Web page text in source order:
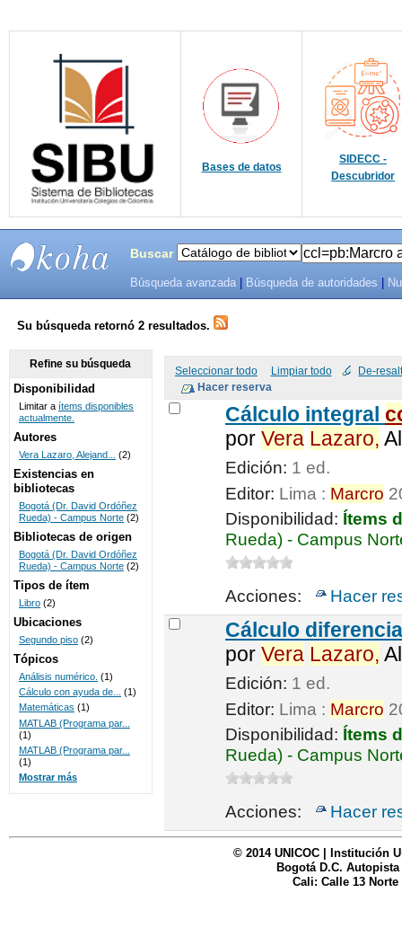
Bases de datos
SIDECC -
Descubridor
SISTEMAS
DE
BIBLIOTECAS
UNICOC
Buscar
Búsqueda avanzada Búsqueda de autoridades
Su búsqueda retornó 2 resultados.
Seleccionar todo Limpiar todo De-
Cálculo integral
por Vera Lazaro,
Edición: 1 ed.
Editor: Lima : Marcro
Disponibilidad: Ítems
Rueda) - Campus
Acciones: Hacer
Cálculo
por Vera Lazaro,
Edición: 1 ed.
Editor: Lima : Marcro
Disponibilidad: Ítems
Rueda) - Campus
Acciones: Hacer
Refine su búsqueda
Disponibilidad
Limitar a ítems disponibles
actualmente.
Autores
Vera Lazaro, Alejand... (2)
Existencias en
bibliotecas
Bogotá (Dr. David Ordóñez
Rueda) - Campus Norte (2)
Bibliotecas de origen
Bogotá (Dr. David Ordóñez
Rueda) - Campus Norte (2)
Tipos de ítem
Libro (2)
Ubicaciones
Segundo piso (2)
Tópicos
Análisis numérico. (1)
Cálculo con ayuda de...
(1)
Matemáticas (1)
MATLAB (Programa par...
(1)
MATLAB (Programa par...
(1)
Mostrar más
© 2014 UNICOC | Institución
Bogotá D.C. Autopista
Cali: Calle 13 Norte